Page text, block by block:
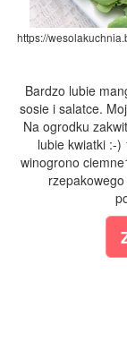
https://
Bardzo lubie
sosie i salatce.
Na ogrodku
lubie kwiatki :-
winogrono